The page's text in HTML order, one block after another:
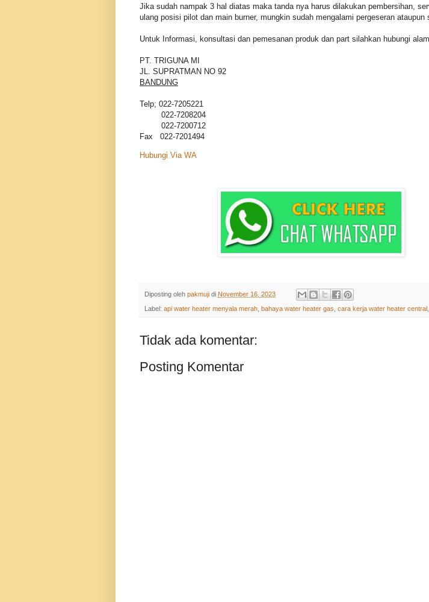
Jika sudah nampak 3 hal diatas maka tanda nya harus dilakukan pembersihan,
ulang posisi pilot dan main burner, mungkin sudah mengalami pergeseran ataupun
Untuk Informasi, konsultasi dan pemesanan produk dan part silahkan hubungi
PT. TRIGUNA MI
JL. SUPRATMAN NO 92
BANDUNG
Telp; 022-7205221
022-7208204
022-7200712
Fax 022-7201494
Hubungi Via WA
Diposting oleh pakmuji di November 16, 2023
Label: api water heater menyala merah bahaya water heater gas cara kerja water heater central
Tidak ada komentar:
Posting Komentar